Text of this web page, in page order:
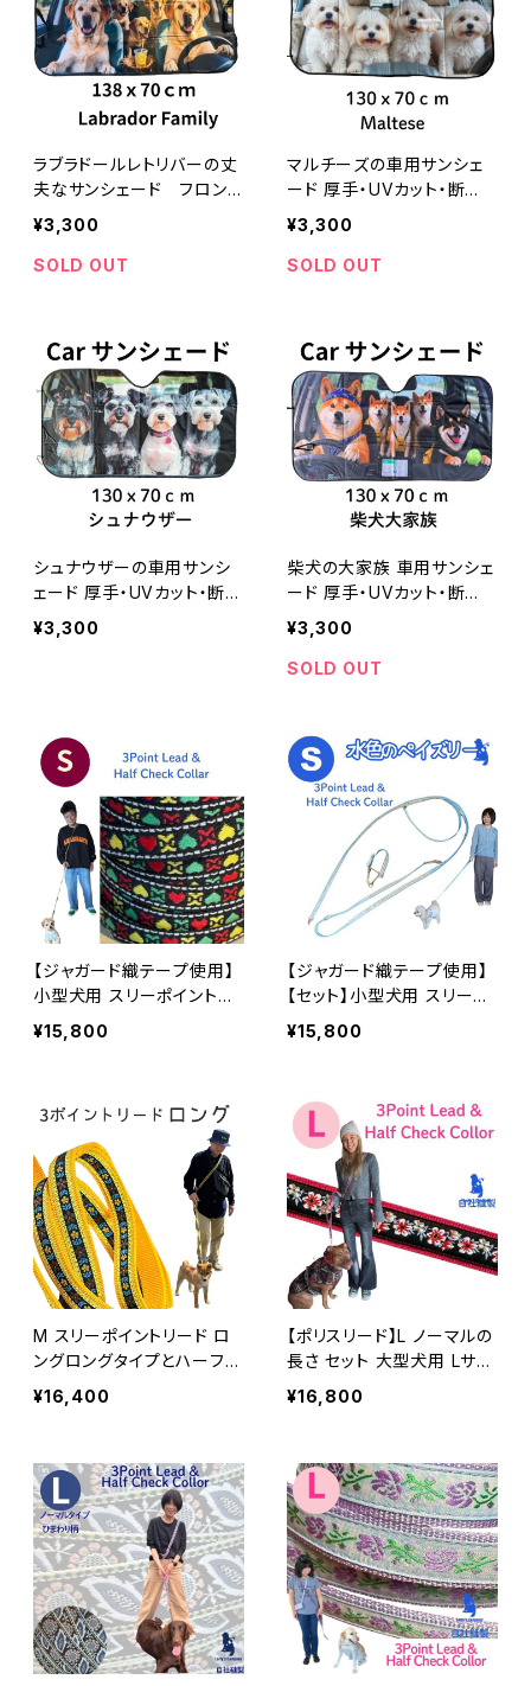
ラブラドールレトリバーの丈
夫なサンシェード フロント
ガラスサンシェード
¥3,300
SOLD OUT
マルチーズの車用サンシェ
ード 厚手・UVカット・断
熱 犬のカーサンシェード
¥3,300
SOLD OUT
シュナウザーの車用サンシ
ェード 厚手・UVカット・断
熱 ミニチュアシュナウザ
¥3,300
柴犬の大家族 車用サンシェ
ード 厚手・UVカット・断
熱 黒柴
¥3,300
SOLD OUT
【ジャガード織テープ使用】
小型犬用 スリーポイントリ
ードとハーフチョークカラー
プティハート ショルダーリ
¥15,800
【ジャガード織テープ使用】
【セット】小型犬用 スリーポ
イントリードとハーフチョー
クカラー 水色のペイズリー
¥15,800
M スリーポイントリード ロ
ングロングタイプとハーフチ
ョークのセット イエローフラ
ワー 送料無料★ Half Cho
d 中型犬用 ショルダーリー
ド ビタミンオレンジ 3ポイン
トリード オーダー ハーフチ
ョークカラー 日本製 オーダ
ーメイド｜ラリーズカンパニ
ー
¥16,400
【ポリスリード】L ノーマルの
長さ セット 大型犬用 Lサイ
ズ 3ポイントリードとハーフ
チョークカラー 浜名湖ラリ
ル
¥16,800